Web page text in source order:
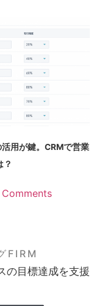
用が鍵。CRMで営業
？
FIRM
の目標達成を支援